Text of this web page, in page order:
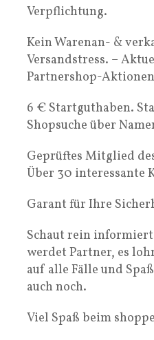
Verpflichtung.
Kein Warenan- &
Versandstress. –
Partnershop-
6 € Startguthaben.
Shopsuche über
Geprüftes Mitglied
Über 30 interessante
Garant für Ihre
Schaut rein
werdet Partner, es
auf alle Fälle und
auch noch.
Viel Spaß beim